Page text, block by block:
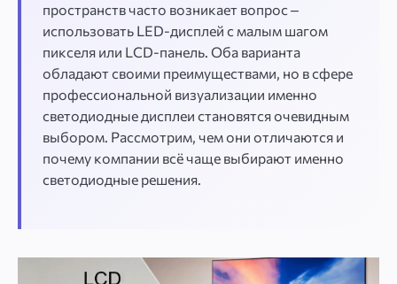
пространств часто возникает вопрос –
использовать LED-дисплей с малым шагом
пикселя или LCD-панель. Оба варианта
обладают своими преимуществами, но в сфере
профессиональной визуализации именно
светодиодные дисплеи становятся очевидным
выбором. Рассмотрим, чем они отличаются и
почему компании всё чаще выбирают именно
светодиодные решения.